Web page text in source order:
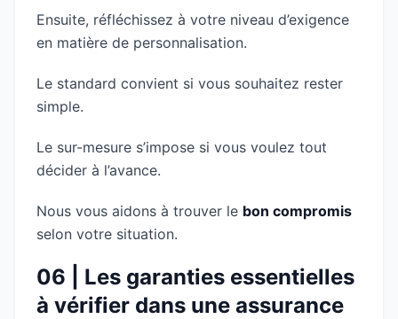
Ensuite, réfléchissez à votre niveau d’exigence
en matière de personnalisation.
Le standard convient si vous souhaitez rester
simple.
Le sur-mesure s’impose si vous voulez tout
décider à l’avance.
Nous vous aidons à trouver le bon compromis
selon votre situation.
06 | Les garanties essentielles
à vérifier dans une assurance